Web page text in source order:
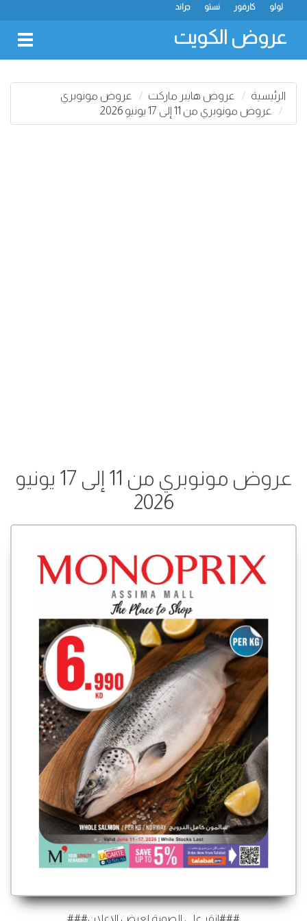
جراند نستو كارفور لولو
عروض الكويت
الرئيسية عروض هايبر ماركت
عروض مونوبري
عروض مونوبري من 11 إلى 17 يونيو 2026
عروض مونوبري من 11 إلى 17 يونيو
2026